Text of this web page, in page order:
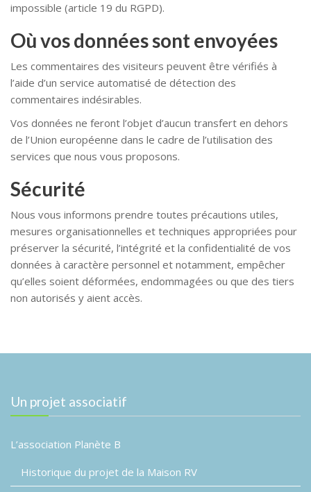
impossible (article 19 du RGPD).
Où vos données sont envoyées
Les commentaires des visiteurs peuvent être vérifiés à
l’aide d’un service automatisé de détection des
commentaires indésirables.
Vos données ne feront l’objet d’aucun transfert en dehors
de l’Union européenne dans le cadre de l’utilisation des
services que nous vous proposons.
Sécurité
Nous vous informons prendre toutes précautions utiles,
mesures organisationnelles et techniques appropriées pour
préserver la sécurité, l’intégrité et la confidentialité de vos
données à caractère personnel et notamment, empêcher
qu’elles soient déformées, endommagées ou que des tiers
non autorisés y aient accès.
Un projet associatif
L’association Planète B
Historique du projet de la Maison RV